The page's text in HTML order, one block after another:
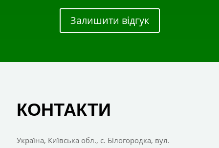
Залишити відгук
КОНТАКТИ
Україна, Київська обл., с. Білогородка, вул.